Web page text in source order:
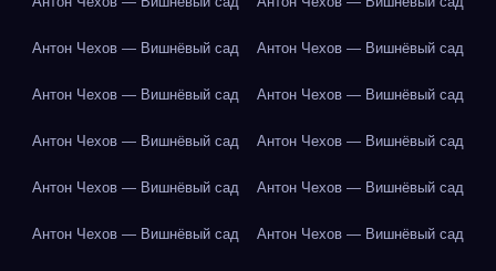
Антон Чехов — Вишнёвый сад Антон Чехов — Вишнёвый сад
Антон Чехов — Вишнёвый сад Антон Чехов — Вишнёвый сад
Антон Чехов — Вишнёвый сад Антон Чехов — Вишнёвый сад
Антон Чехов — Вишнёвый сад Антон Чехов — Вишнёвый сад
Антон Чехов — Вишнёвый сад Антон Чехов — Вишнёвый сад